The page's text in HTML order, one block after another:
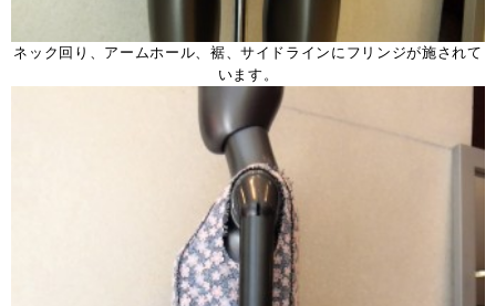
ネック回り、アームホール、裾、サイドラインにフリンジが施されて
います。